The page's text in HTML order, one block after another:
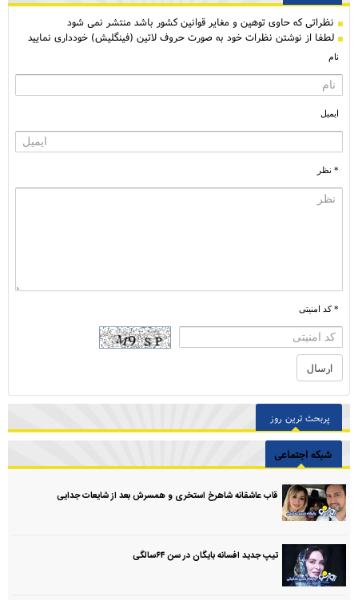
نظراتی كه حاوی توهین و مغایر قوانین کشور باشد منتشر نمی شود
لطفا از نوشتن نظرات خود به صورت حروف لاتین (فینگلیش) خودداری نمایید
نام
ایمیل
* نظر
* کد امنیتی
پربحث ترین روز
شبکه اجتماعی
قاب عاشقانه شاهرخ استخری و همسرش بعد از شایعات جدایی
تیپ جدید افسانه بایگان در سن ۶۴سالگی